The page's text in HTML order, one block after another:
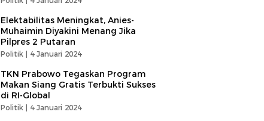
Elektabilitas Meningkat, Anies-
Muhaimin Diyakini Menang Jika
Pilpres 2 Putaran
Politik | 4 Januari 2024
TKN Prabowo Tegaskan Program
Makan Siang Gratis Terbukti Sukses
di RI-Global
Politik | 4 Januari 2024